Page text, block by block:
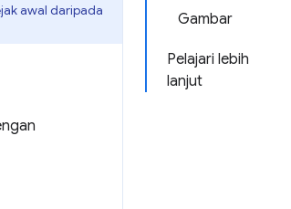
Gambar
Pelajari lebih
lanjut
awal daripada